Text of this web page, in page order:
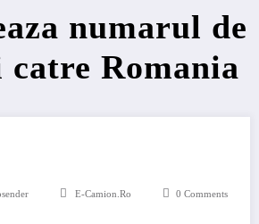
numarul de
Romania
E-Camion.ro 0 Comments